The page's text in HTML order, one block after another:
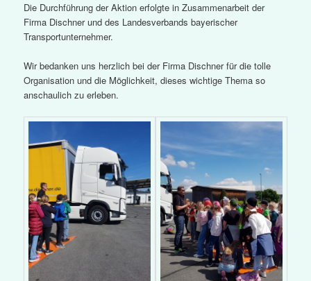
Die Durchführung der Aktion erfolgte in Zusammenarbeit der
Firma Dischner und des Landesverbands bayerischer
Transportunternehmer.
Wir bedanken uns herzlich bei der Firma Dischner für die tolle
Organisation und die Möglichkeit, dieses wichtige Thema so
anschaulich zu erleben.